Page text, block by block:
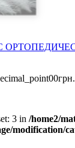
3 in /home2/
modification/